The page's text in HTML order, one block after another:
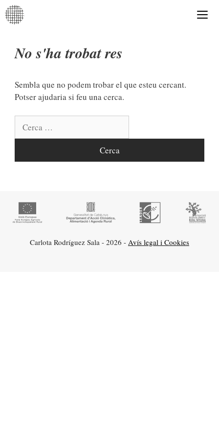
Vés
al
No s'ha trobat res
Sembla que no podem trobar el que esteu cercant.
Potser ajudaria si feu una cerca.
Carlota Rodríguez Sala - 2026 - Avís legal i Cookies